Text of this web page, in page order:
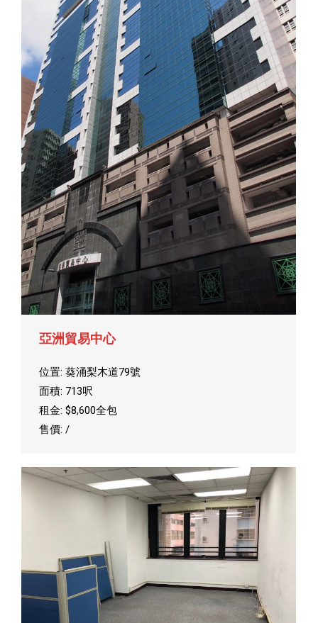
亞洲貿易中心
位置: 葵涌梨木道79號
面積: 713呎
租金: $8,600全包
售價: /